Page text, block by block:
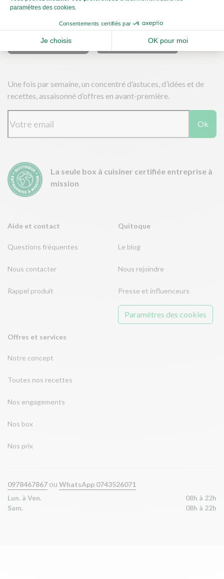
Aide et contact
Questions fréquentes
Nous contacter
Rappel produit
Offres et services
Notre concept
Toutes nos recettes
Nos engagements
Nos box
Nos prix
Quitoque
Le blog
Nous rejoindre
Presse et influenceurs
Paramètres des cookies
Télécharger nos applications
Une fois par semaine, un concentré d’astuces, d’idées et de
recettes, assaisonné d’offres en avant-première.
Ok
La seule box à cuisiner certifiée entreprise à
mission
0978467867 ou WhatsApp 0743526071
Lun. à Ven.
08h à 22h
Sam.
08h à 22h